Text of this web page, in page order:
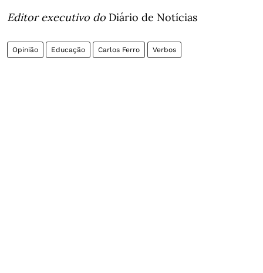
Editor executivo do Diário de Notícias
Opinião Educação Carlos Ferro Verbos